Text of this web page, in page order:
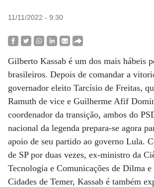
11/11/2022 - 9:30
Gilberto Kassab é um dos mais hábeis
brasileiros. Depois de comandar a
governador eleito Tarcísio de Freitas,
Ramuth de vice e Guilherme Afif
coordenador da transição, ambos do
nacional da legenda prepara-se agora
apoio de seu partido ao governo Lula.
de SP por duas vezes, ex-ministro da
Tecnologia e Comunicações de Dilma
Cidades de Temer, Kassab é também